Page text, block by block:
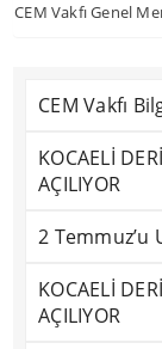
CEM Vakfı Genel
CEM Vakfı
KOCAELİ
AÇILIYOR
2 Temmuz’u
KOCAELİ
AÇILIYOR